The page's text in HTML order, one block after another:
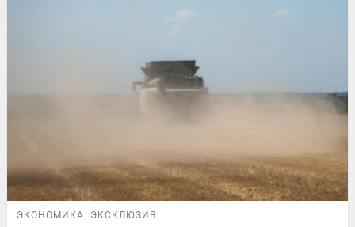
ЭКОНОМИКА ЭКСКЛЮЗИВ